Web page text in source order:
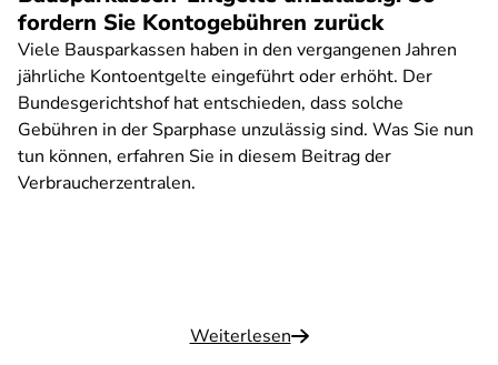
fordern Sie Kontogebühren zurück
Viele Bausparkassen haben in den vergangenen Jahren
jährliche Kontoentgelte eingeführt oder erhöht. Der
Bundesgerichtshof hat entschieden, dass solche
Gebühren in der Sparphase unzulässig sind. Was Sie nun
tun können, erfahren Sie in diesem Beitrag der
Verbraucherzentralen.
Weiterlesen